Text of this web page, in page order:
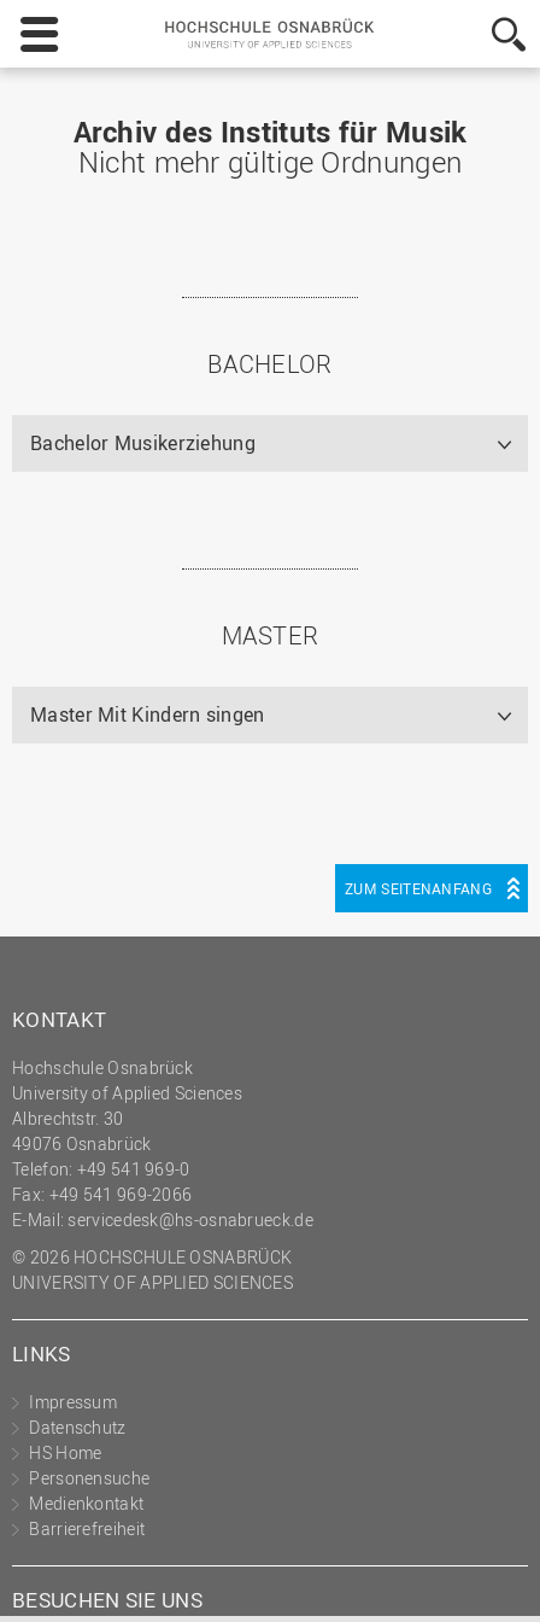
Hochschule
Osnabrück
-
Applied
Sciences
Archiv des Instituts für Musik
Nicht mehr gültige Ordnungen
BACHELOR
Bachelor Musikerziehung
MASTER
Master Mit Kindern singen
ZUM SEITENANFANG
KONTAKT
Hochschule Osnabrück
University of Applied Sciences
Albrechtstr. 30
49076 Osnabrück
Telefon: +49 541 969-0
Fax: +49 541 969-2066
E-Mail: servicedesk@hs-osnabrueck.de
© 2026 HOCHSCHULE OSNABRÜCK
UNIVERSITY OF APPLIED SCIENCES
LINKS
Impressum
Datenschutz
HS Home
Personensuche
Medienkontakt
Barrierefreiheit
BESUCHEN SIE UNS